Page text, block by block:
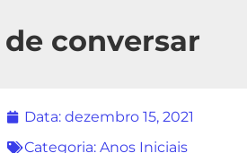
conversar
Data: dezembro 15, 2021
Categoria: Anos Iniciais